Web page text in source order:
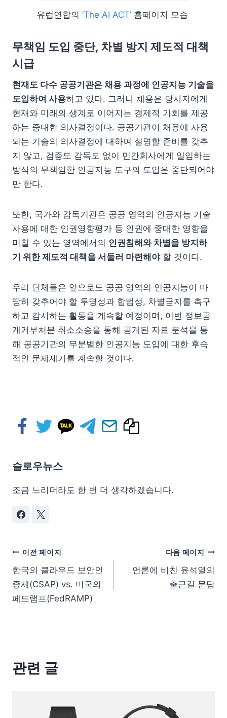
유럽연합의 ‘The AI ACT’ 홈페이지 모습
무책임 도입 중단, 차별 방지 제도적 대책
시급
현재도 다수 공공기관은 채용 과정에 인공지능 기술을
도입하여 사용하고 있다. 그러나 채용은 당사자에게
현재와 미래의 생계로 이어지는 경제적 기회를 제공
하는 중대한 의사결정이다. 공공기관이 채용에 사용
되는 기술의 의사결정에 대하여 설명할 준비를 갖추
지 않고, 검증도 감독도 없이 민간회사에게 일임하는
방식의 무책임한 인공지능 도구의 도입은 중단되어야
만 한다.
또한, 국가와 감독기관은 공공 영역의 인공지능 기술
사용에 대한 인권영향평가 등 인권에 중대한 영향을
미칠 수 있는 영역에서의 인권침해와 차별을 방지하
기 위한 제도적 대책을 서둘러 마련해야할 것이다.
우리 단체들은 앞으로도 공공 영역의 인공지능이 마
땅히 갖추어야 할 투명성과 합법성, 차별금지를 촉구
하고 감시하는 활동을 계속할 예정이며, 이번 정보공
개거부처분 취소소송을 통해 공개된 자료 분석을 통
해 공공기관의 무분별한 인공지능 도입에 대한 후속
적인 문제제기를 계속할 것이다.
슬로우뉴스
조금 느리더라도 한 번 더 생각하겠습니다.
이전 페이지
한국의 클라우드 보안인
증제(CSAP) vs. 미국의
페드램프(FedRAMP)
다음 페이지
언론에 비친 윤석열의
출근길 문답
관련 글